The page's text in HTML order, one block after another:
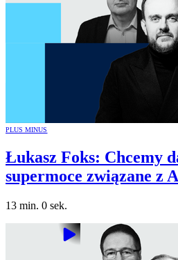
PLUS MINUS
Łukasz Foks: Chcemy
supermoce związane z
13 min. 0 sek.